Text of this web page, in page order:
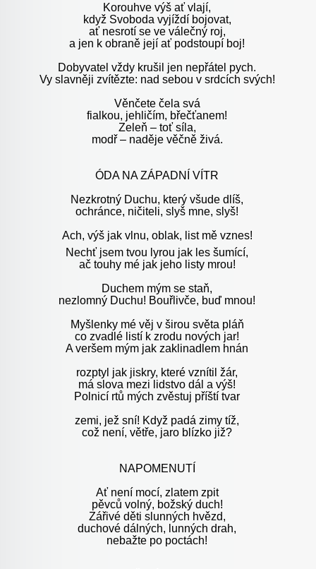
Korouhve výš ať vlají,
když Svoboda vyjíždí bojovat,
ať nesrotí se ve válečný roj,
a jen k obraně její ať podstoupí boj!
Dobyvatel vždy krušil jen nepřátel pych.
Vy slavněji zvítězte: nad sebou v srdcích svých!
Věnčete čela svá
fialkou, jehličím, břečťanem!
Zeleň – toť síla,
modř – naděje věčně živá.
ÓDA NA ZÁPADNÍ VÍTR
Nezkrotný Duchu, který všude dlíš,
ochránce, ničiteli, slyš mne, slyš!
Ach, výš jak vlnu, oblak, list mě vznes!
Nechť jsem tvou lyrou jak les šumící,
ač touhy mé jak jeho listy mrou!
Duchem mým se staň,
nezlomný Duchu! Bouřlivče, buď mnou!
Myšlenky mé věj v širou světa pláň
co zvadlé listí k zrodu nových jar!
A veršem mým jak zaklinadlem hnán
rozptyl jak jiskry, které vznítil žár,
má slova mezi lidstvo dál a výš!
Polnicí rtů mých zvěstuj příští tvar
zemi, jež sní! Když padá zimy tíž,
což není, větře, jaro blízko již?
NAPOMENUTÍ
Ať není mocí, zlatem zpit
pěvců volný, božský duch!
Zářivé děti slunných hvězd,
duchové dálných, lunných drah,
nebažte po poctách!